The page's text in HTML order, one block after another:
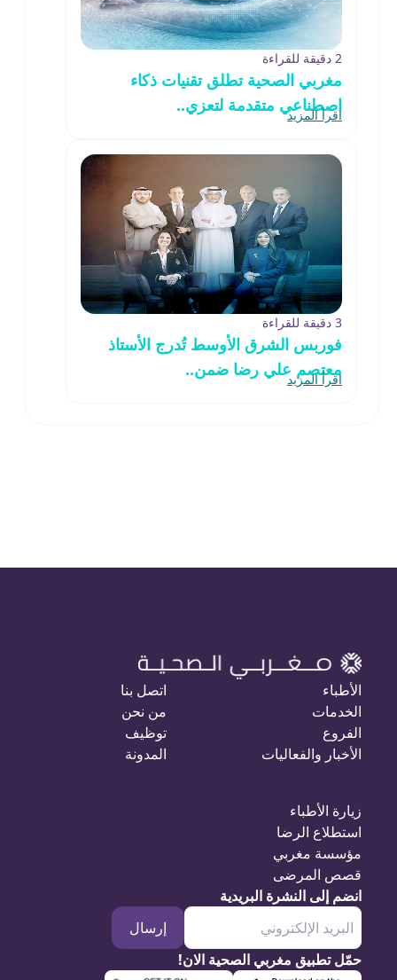
2 دقيقة للقراءة
مغربي الصحية تطلق تقنيات ذكاء
اصطناعي متقدمة لتعزي..
اقرأ المزيد
3 دقيقة للقراءة
فوربس الشرق الأوسط تُدرج الأستاذ
معتصم علي رضا ضمن..
اقرأ المزيد
الأطباء
الخدمات
الفروع
الأخبار والفعاليات
اتصل بنا
من نحن
توظيف
المدونة
زيارة الأطباء
استطلاع الرضا
مؤسسة مغربي
قصص المرضى
انضم إلى النشرة البريدية
إرسال
حمّل تطبيق مغربي الصحية الان!